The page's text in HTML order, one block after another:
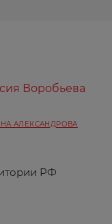
Воробьева
АЛЕКСАНДРОВА
РФ